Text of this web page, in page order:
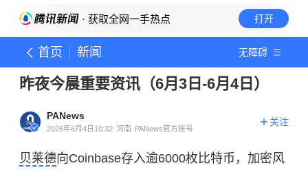
· 获取全网一手热点 打开
首页 新闻 无障碍
昨夜今晨重要资讯（6月3日-6月4日）
PANews
2026年6月4日10:32 河南 PANews官方账号
关注
贝莱德向Coinbase存入逾6000枚比特币，加密风